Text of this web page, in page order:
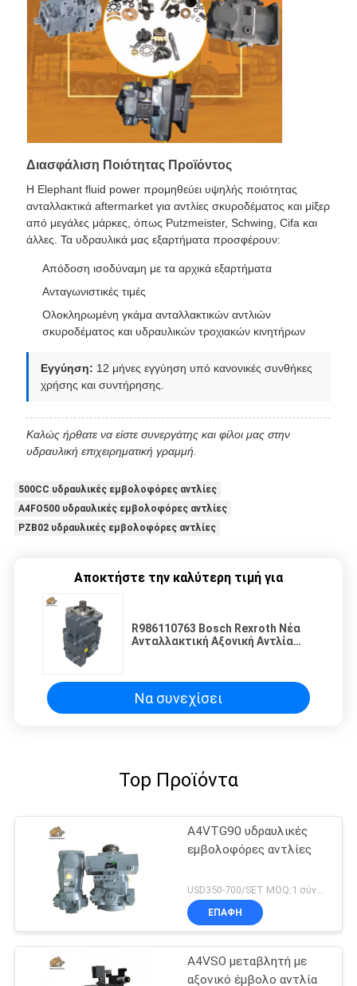
Διασφάλιση Ποιότητας Προϊόντος
Η Elephant fluid power προμηθεύει υψηλής ποιότητας
ανταλλακτικά aftermarket για αντλίες σκυροδέματος και μίξερ
από μεγάλες μάρκες, όπως Putzmeister, Schwing, Cifa και
άλλες. Τα υδραυλικά μας εξαρτήματα προσφέρουν:
Απόδοση ισοδύναμη με τα αρχικά εξαρτήματα
Ανταγωνιστικές τιμές
Ολοκληρωμένη γκάμα ανταλλακτικών αντλιών
σκυροδέματος και υδραυλικών τροχιακών κινητήρων
Εγγύηση: 12 μήνες εγγύηση υπό κανονικές συνθήκες
χρήσης και συντήρησης.
Καλώς ήρθατε να είστε συνεργάτης και φίλοι μας στην
υδραυλική επιχειρηματική γραμμή.
500CC υδραυλικές εμβολοφόρες αντλίες
A4FO500 υδραυλικές εμβολοφόρες αντλίες
PZB02 υδραυλικές εμβολοφόρες αντλίες
Αποκτήστε την καλύτερη τιμή για
R986110763 Bosch Rexroth Νέα
Ανταλλακτική Αξονική Αντλία
Να συνεχίσει
Top Προϊόντα
A4VTG90 υδραυλικές
εμβολοφόρες αντλίες
USD350-700/SET MOQ:1 σύνολο
ΕΠΑΦΉ
A4VSO μεταβλητή με
αξονικό έμβολο αντλία